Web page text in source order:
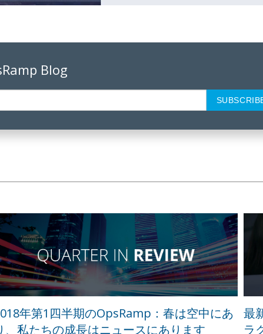
Blog
年第1四半期のOpsRamp：春は空中にあ
、私たちの成長はニュースにあります
最
ラ